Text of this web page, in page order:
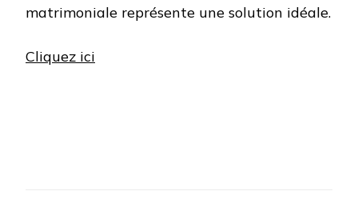
matrimoniale représente une solution idéale.
Cliquez ici